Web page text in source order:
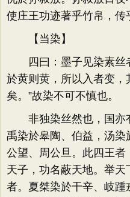
使庄王功迹著乎竹帛，传
【当染】
四曰：墨子见染素丝
於黄则黄，所以入者变
矣。”故染不可不慎也。
非独染丝然也，国亦
禹染於皋陶、伯益，汤
公望、周公旦。此四王
天子，功名蔽天地。举
者。夏桀染於干辛、岐踵